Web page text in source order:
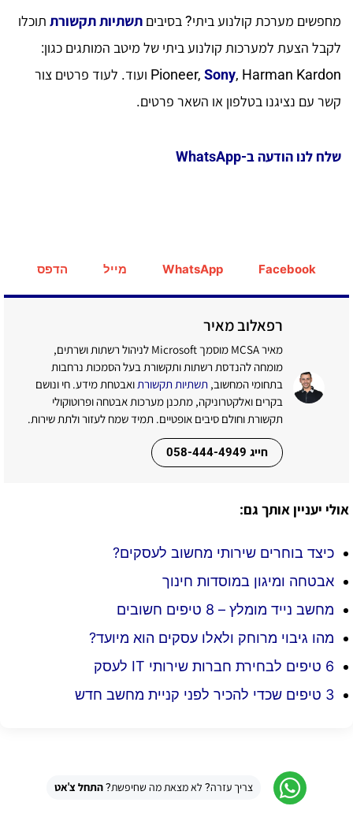
מחפשים מערכת קולנוע ביתי? בסיבים תשתיות תקשורת תוכלו
לקבל הצעת למערכות קולנוע ביתי של מיטב המותגים כגון:
Pioneer, Sony
, Harman Kardon ועוד. לעוד פרטים צור
קשר עם נציגנו בטלפון או השאר פרטים.
שלח לנו הודעה ב-WhatsApp
Facebook
WhatsApp מייל הדפס
רפאלוב מאיר
מאיר MCSA מוסמך Microsoft לניהול רשתות ושרתים,
מומחה להנדסת רשתות ותקשורת בעל הסמכות נרחבות
בתחומי המחשוב, תשתיות תקשורתואבטחת מידע. חי ונושם
בקרים ואלקטרוניקה, מתכנן מערכות אבטחה ופרוטוקולי
תקשורת וחולם סיבים אופטיים. תמיד שמח לעזור ולתת שירות.
חייג 058-444-4949
אולי יעניין אותך גם:
כיצד בוחרים שירותי מחשוב לעסקים?
אבטחה ומיגון במוסדות חינוך
מחשב נייד מומלץ – 8 טיפים חשובים
מהו גיבוי מרוחק ולאלו עסקים הוא מיועד?
6 טיפים לבחירת חברות שירותי IT לעסק
3 טיפים שכדי להכיר לפני קניית מחשב חדש
צריך עזרה? לא מצאת מה שחיפשת?התחל צ'אט